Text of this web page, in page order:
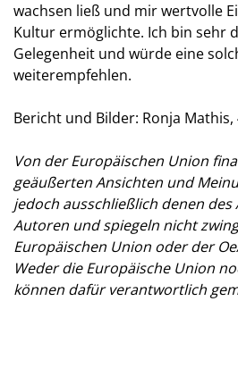
wachsen ließ und mir wertvolle
Kultur ermöglichte. Ich bin sehr
Gelegenheit und würde eine
weiterempfehlen.
Bericht und Bilder: Ronja Mathis,
Von der Europäischen Union
geäußerten Ansichten und
jedoch ausschließlich denen
Autoren und spiegeln nicht
Europäischen Union oder der
Weder die Europäische Union
können dafür verantwortlich